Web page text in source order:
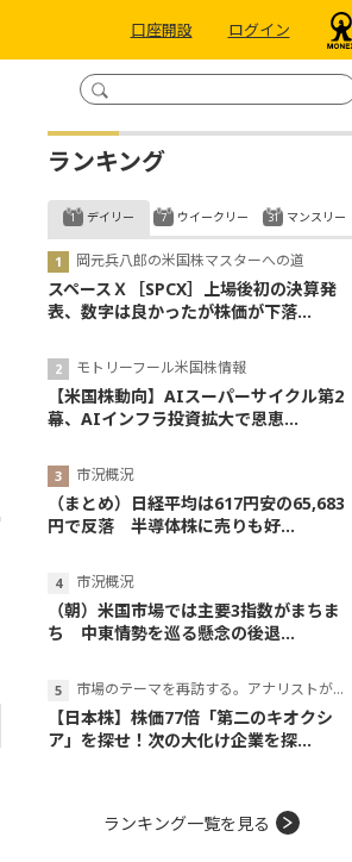
口座開設 ログイン
ランキング
デイリー
岡元兵八郎の米国株マスターへの道
スペースＸ［SPCX］上場後初の決算発
表、数字は良かったが株価が下落...
モトリーフール米国株情報
【米国株動向】AIスーパーサイクル第2
幕、AIインフラ投資拡大で恩恵...
市況概況
（まとめ）日経平均は617円安の65,683
円で反落 半導体株に売りも好...
市況概況
（朝）米国市場では主要3指数がまちま
ち 中東情勢を巡る懸念の後退...
市場のテーマを再訪する。アナリストが読み解くテーマの本質
【日本株】株価77倍「第二のキオクシ
ア」を探せ！次の大化け企業を探...
ウイークリー マンスリー
ランキング一覧を見る